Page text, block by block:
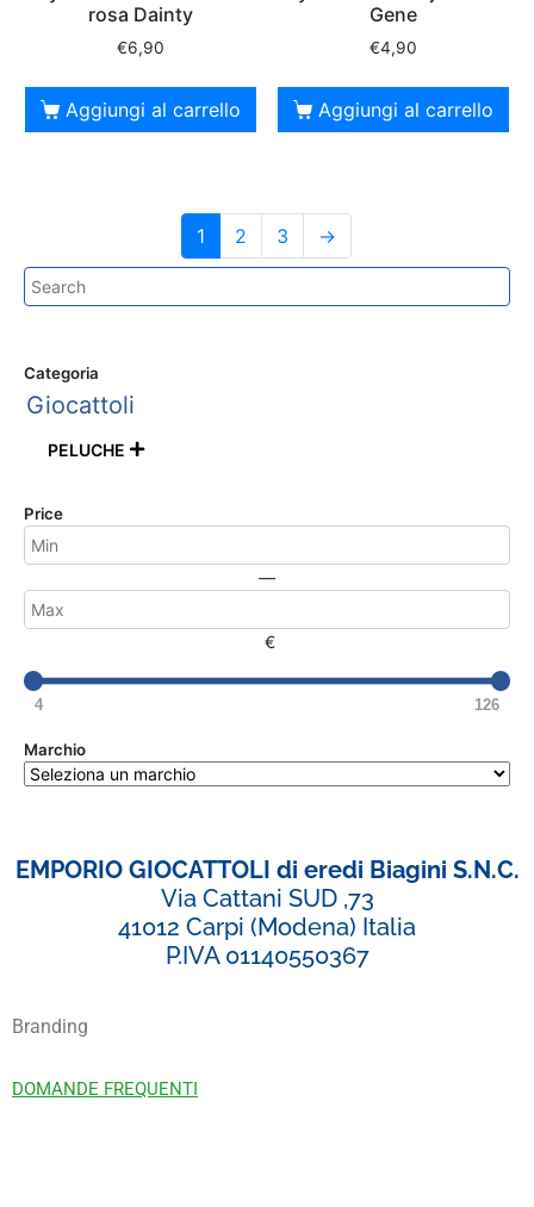
rosa Dainty
€6,90
Aggiungi al carrello
Gene
€4,90
Aggiungi al carrello
1 2 3 →
Categoria
Giocattoli
PELUCHE 
Price
—
€
4 126
Marchio
EMPORIO GIOCATTOLI di eredi Biagini S.N.C.
Via Cattani SUD ,73
41012 Carpi (Modena) Italia
P.IVA 01140550367
Branding
DOMANDE FREQUENTI